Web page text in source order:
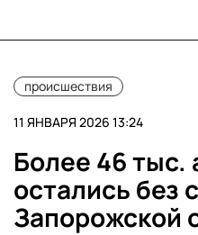
происшествия
11 ЯНВАРЯ 2026 13:24
Более 46 тыс.
остались без
Запорожской